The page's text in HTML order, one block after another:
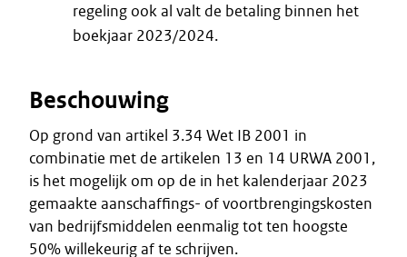
regeling ook al valt de betaling binnen het
boekjaar 2023/2024.
Beschouwing
Op grond van artikel 3.34 Wet IB 2001 in
combinatie met de artikelen 13 en 14 URWA 2001,
is het mogelijk om op de in het kalenderjaar 2023
gemaakte aanschaffings- of voortbrengingskosten
van bedrijfsmiddelen eenmalig tot ten hoogste
50% willekeurig af te schrijven.